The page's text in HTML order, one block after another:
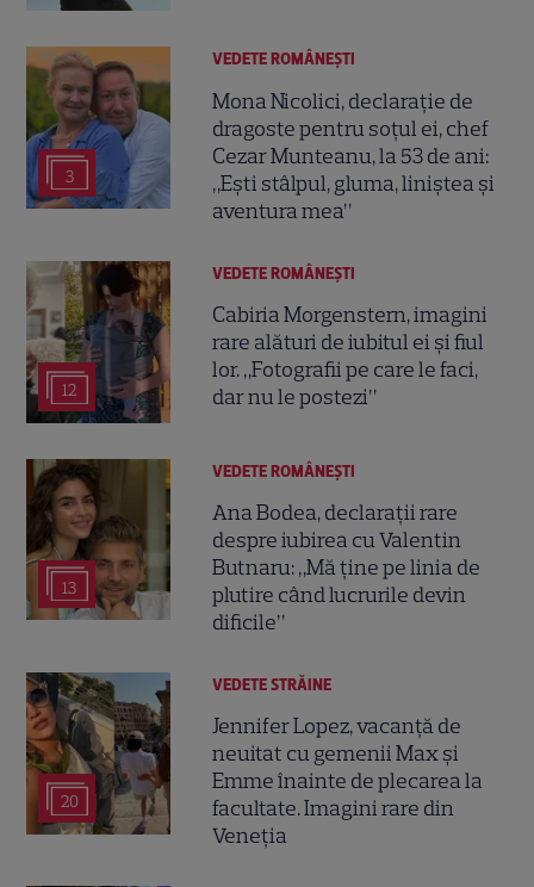
3
VEDETE ROMÂNEŞTI
Mona Nicolici, declarație de
dragoste pentru soțul ei, chef
Cezar Munteanu, la 53 de ani:
„Ești stâlpul, gluma, liniștea și
aventura mea”
12
VEDETE ROMÂNEŞTI
Cabiria Morgenstern, imagini
rare alături de iubitul ei și fiul
lor. „Fotografii pe care le faci,
dar nu le postezi”
13
VEDETE ROMÂNEŞTI
Ana Bodea, declarații rare
despre iubirea cu Valentin
Butnaru: „Mă ține pe linia de
plutire când lucrurile devin
dificile”
20
VEDETE STRĂINE
Jennifer Lopez, vacanță de
neuitat cu gemenii Max și
Emme înainte de plecarea la
facultate. Imagini rare din
Veneția